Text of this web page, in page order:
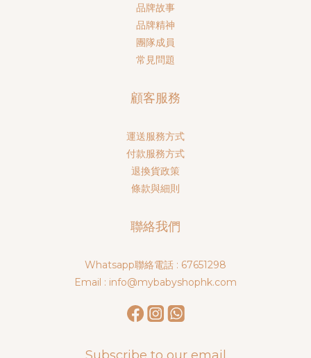
品牌故事
品牌精神
團隊成員
常見問題
顧客服務
運送服務方式
付款服務方式
退換貨政策
條款與細則
聯絡我們
Whatsapp聯絡電話 : 67651298
Email : info@mybabyshophk.com
Subscribe to our email